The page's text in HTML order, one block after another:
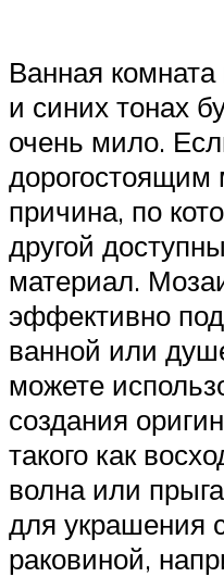
Ванная
и синих тонах
очень мило.
дорогостоящим
причина, по
другой
материал.
эффективно
ванной или
можете
создания
такого как
волна или
для украшения
раковиной,